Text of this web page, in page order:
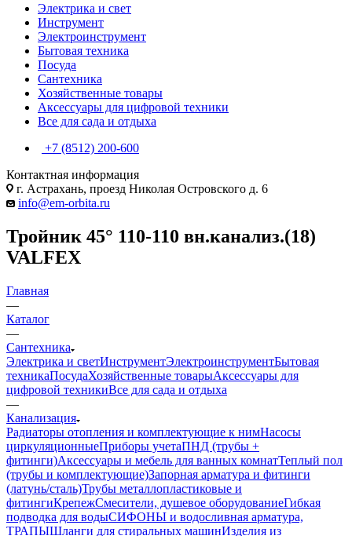
Электрика и свет
Инструмент
Электроинструмент
Бытовая техника
Посуда
Сантехника
Хозяйственные товары
Аксессуары для цифровой техники
Все для сада и отдыха
+7 (8512) 200-600
Контактная информация
г. Астрахань, проезд Николая Островского д. 6
info@em-orbita.ru
Тройник 45° 110-110 вн.канализ.(18)
VALFEX
Главная
—
Каталог
—
Сантехника
Электрика и светИнструментЭлектроинструментБытовая
техникаПосудаХозяйственные товарыАксессуары для
цифровой техникиВсе для сада и отдыха
—
Канализация
Радиаторы отопления и комплектующие к нимНасосы
циркуляционныеПриборы учетаПНД (трубы +
фитинги)Аксессуары и мебель для ванных комнатТеплый пол
(трубы и комплектующие)Запорная арматура и фитинги
(латунь/сталь)Трубы металлопластиковые и
фитингиКрепежСмесители, душевое оборудованиеГибкая
подводка для водыСИФОНЫ и водосливная арматура,
ТРАПЫШланги для стиральных машинИзделия из